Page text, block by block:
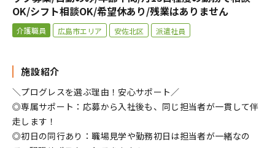
OK/シフト相談OK/希望休あり/残業はありません
介護職員 広島市エリア 安佐北区 派遣社員
施設紹介
＼プログレスを選ぶ理由！安心サポート／
◎専属サポート：応募から入社後も、同じ担当者が一貫して伴
走します！
◎初日の同行あり：職場見学や勤務初日は担当者が一緒なの